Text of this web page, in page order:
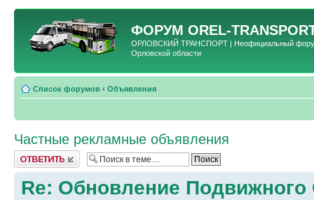
ФОРУМ OREL-
ОРЛОВСКИЙ ТРАНСПОРТ | Неофициальный форум
Орловской области
Список форумов ‹ Объявления
Частные рекламные объявления
Ответить
Re: Обновление Подвижного